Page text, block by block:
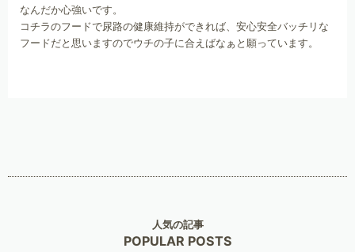
なんだか心強いです。
コチラのフードで尿路の健康維持ができれば、安心安全バッチリな
フードだと思いますのでウチの子に合えばなぁと願っています。
人気の記事
POPULAR POSTS